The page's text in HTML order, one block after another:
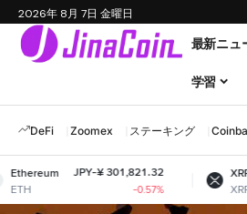
2026年 8月 7日 金曜日
最新ニュ
学習
DeFi Zoomex ステーキング
JPY-¥ 301,821.32
XRP
XRP